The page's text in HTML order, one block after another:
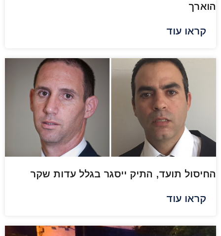
הוארך
קראו עוד
החיסול תועד, התיק ייסגר בגלל עדות שקר
קראו עוד